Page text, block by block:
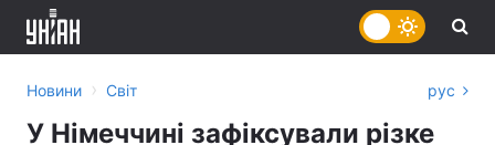
Новини › Світ рус
У Німеччині зафіксували різке